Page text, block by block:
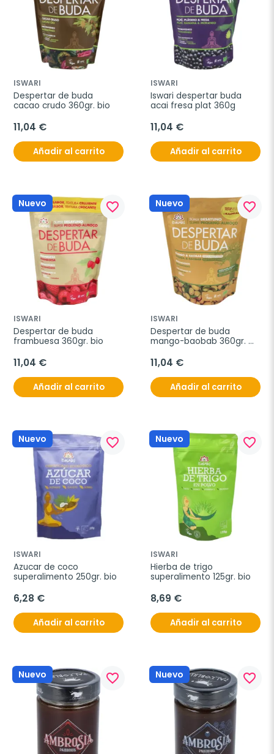
ISWARI
Despertar de buda
cacao crudo 360gr. bio
11,04 €
Añadir al carrito
ISWARI
Iswari despertar buda
acai fresa plat 360g
11,04 €
Añadir al carrito
Nuevo favorite_border
ISWARI
Despertar de buda
frambuesa 360gr. bio
11,04 €
Añadir al carrito
Nuevo favorite_border
ISWARI
Despertar de buda
mango-baobab 360gr.
11,04 €
Añadir al carrito
Nuevo favorite_border
ISWARI
Azucar de coco
superalimento 250gr. bio
6,28 €
Añadir al carrito
Nuevo favorite_border
ISWARI
Hierba de trigo
superalimento 125gr. bio
8,69 €
Añadir al carrito
Nuevo favorite_border Nuevo favorite_border